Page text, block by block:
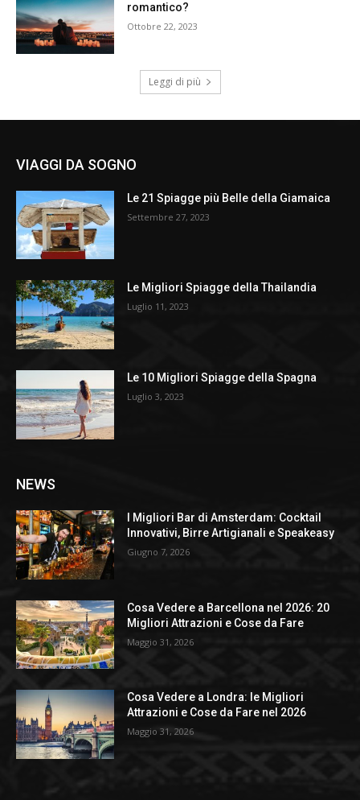
romantico?
Ottobre 22, 2023
Leggi di più
VIAGGI DA SOGNO
Le 21 Spiagge più Belle della Giamaica
Settembre 27, 2023
Le Migliori Spiagge della Thailandia
Luglio 11, 2023
Le 10 Migliori Spiagge della Spagna
Luglio 3, 2023
NEWS
I Migliori Bar di Amsterdam: Cocktail
Innovativi, Birre Artigianali e Speakeasy
Giugno 7, 2026
Cosa Vedere a Barcellona nel 2026: 20
Migliori Attrazioni e Cose da Fare
Maggio 31, 2026
Cosa Vedere a Londra: le Migliori
Attrazioni e Cose da Fare nel 2026
Maggio 31, 2026